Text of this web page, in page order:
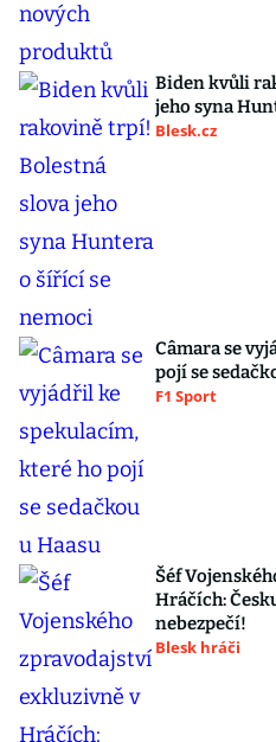
Biden kvůli
jeho syna
Blesk.cz
Câmara se
pojí se
F1 Sport
Šéf
Hráčích:
nebezpečí!
Blesk hráči